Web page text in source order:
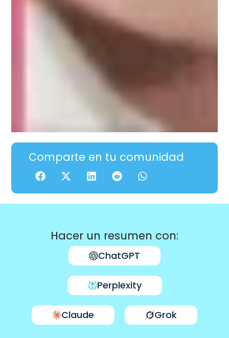
Comparte en tu comunidad
Hacer un resumen con:
ChatGPT
Perplexity
Claude Grok